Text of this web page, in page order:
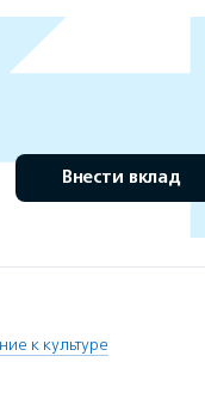
Внести вклад
к культуре